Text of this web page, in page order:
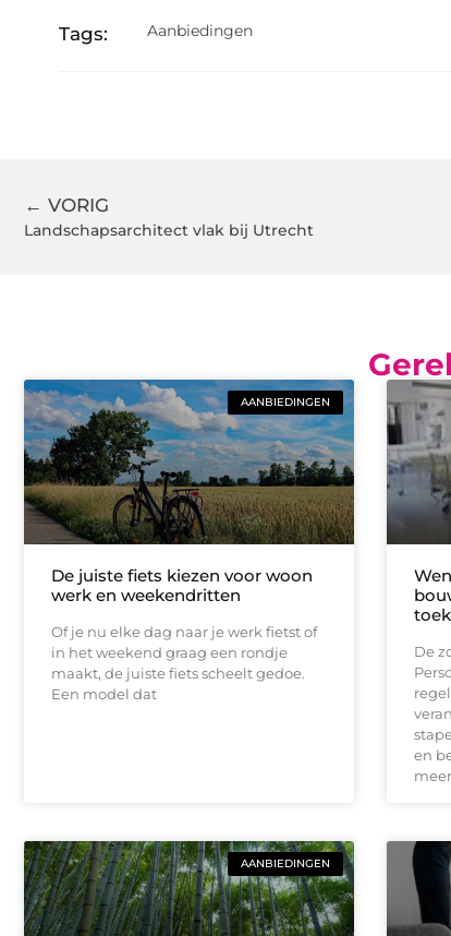
Tags: Aanbiedingen
← VORIG
Landschapsarchitect vlak bij Utrecht
AANBIEDINGEN
De juiste fiets kiezen voor woon
werk en weekendritten
Of je nu elke dag naar je werk fietst of
in het weekend graag een rondje
maakt, de juiste fiets scheelt gedoe.
Een model dat
De
en
meer
AANBIEDINGEN